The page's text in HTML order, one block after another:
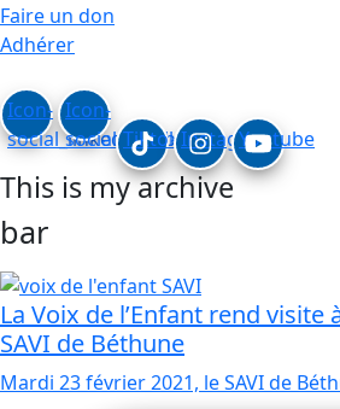
Faire un don
Adhérer
Icon-
social_linkedin
Icon-
social_facebook
TiktokInstagramYoutube
This is my archive
bar
La Voix de l’Enfant rend visite
SAVI de Béthune
Mardi 23 février 2021, le SAVI de